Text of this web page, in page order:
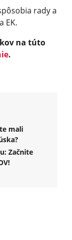
rady a
EK.
na túto
.
mali
Začnite